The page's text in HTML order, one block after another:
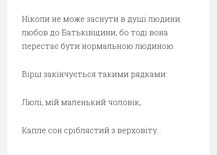
Ніколи не може заснути в душі людини
любов до Батьківщини, бо тоді вона
перестає бути нормальною людиною.
Вірш закінчується такими рядками:
Люлі, мій маленький чоловік,
Капле сон сріблястий з верховіту…